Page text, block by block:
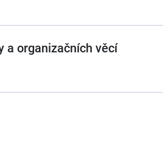
a organizačních věcí